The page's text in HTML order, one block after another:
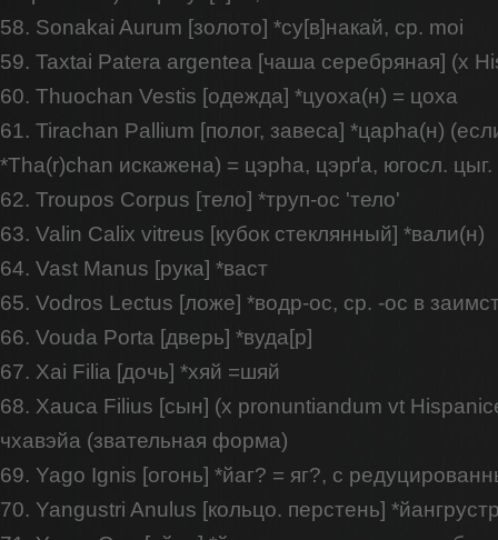
58. Sonakai Aurum [золото] *су[в]накай, ср. moi
59. Taxtai Patera argentea [чаша серебряная] (x
60. Thuochan Vestis [одежда] *цуоха(н) = цоха
61. Tirachan Pallium [полог, завеса] *царhа(н)
*Tha(r)chan искажена) = цэрhа, цэрґа, югосл.
62. Troupos Corpus [тело] *труп-ос 'тело'
63. Valin Calix vitreus [кубок стеклянный] *вали(н)
64. Vast Manus [рука] *васт
65. Vodros Lectus [ложе] *водр-ос, ср. -ос в
66. Vouda Porta [дверь] *вуда[р]
67. Xai Filia [дочь] *хяй =шяй
68. Xauca Filius [сын] (x pronuntiandum vt
чхавэйа (звательная форма)
69. Yago Ignis [огонь] *йаг? = яг?, с
70. Yangustri Anulus [кольцо. перстень]